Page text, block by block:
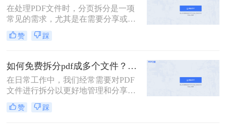
在处理PDF文件时，分页拆分是一项
常见的需求，尤其是在需要分享或打
印部分页面时。那么pdf如何分页拆分
呢？本文将介绍两种分页拆分PDF的
分任务。
赞 踩
如何免费拆分pdf成多个文件？这三种方法很好用！
在日常工作中，我们经常需要对PDF
文件进行拆分以更好地管理和分享文
档。对于那些希望免费完成这项任务
的用户来说，有多种选择可以实现这
赞 踩